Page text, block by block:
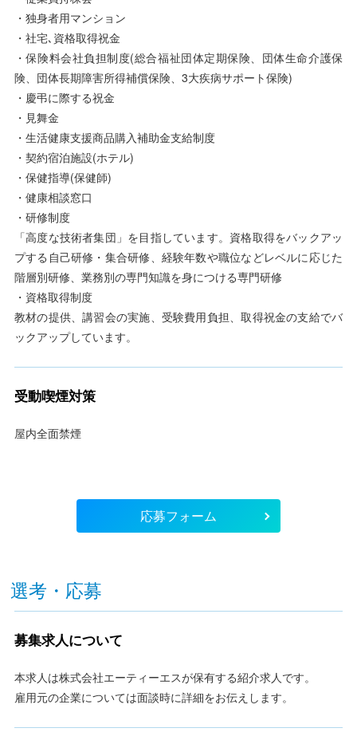
・独身者用マンション
・社宅､資格取得祝金
・保険料会社負担制度(総合福祉団体定期保険、団体生命介護保
険、団体長期障害所得補償保険、3大疾病サポート保険)
・慶弔に際する祝金
・見舞金
・生活健康支援商品購入補助金支給制度
・契約宿泊施設(ホテル)
・保健指導(保健師)
・健康相談窓口
・研修制度
「高度な技術者集団」を目指しています。資格取得をバックアッ
プする自己研修・集合研修、経験年数や職位などレベルに応じた
階層別研修、業務別の専門知識を身につける専門研修
・資格取得制度
教材の提供、講習会の実施、受験費用負担、取得祝金の支給でバ
ックアップしています。
受動喫煙対策
屋内全面禁煙
応募フォーム
選考・応募
募集求人について
本求人は株式会社エーティーエスが保有する紹介求人です。
雇用元の企業については面談時に詳細をお伝えします。